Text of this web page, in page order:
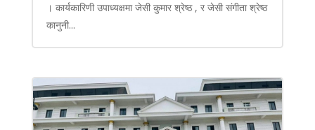
। कार्यकारिणी उपाध्यक्षमा जेसी कुमार श्रेष्ठ , र जेसी संगीता श्रेष्ठ
कानुनी...